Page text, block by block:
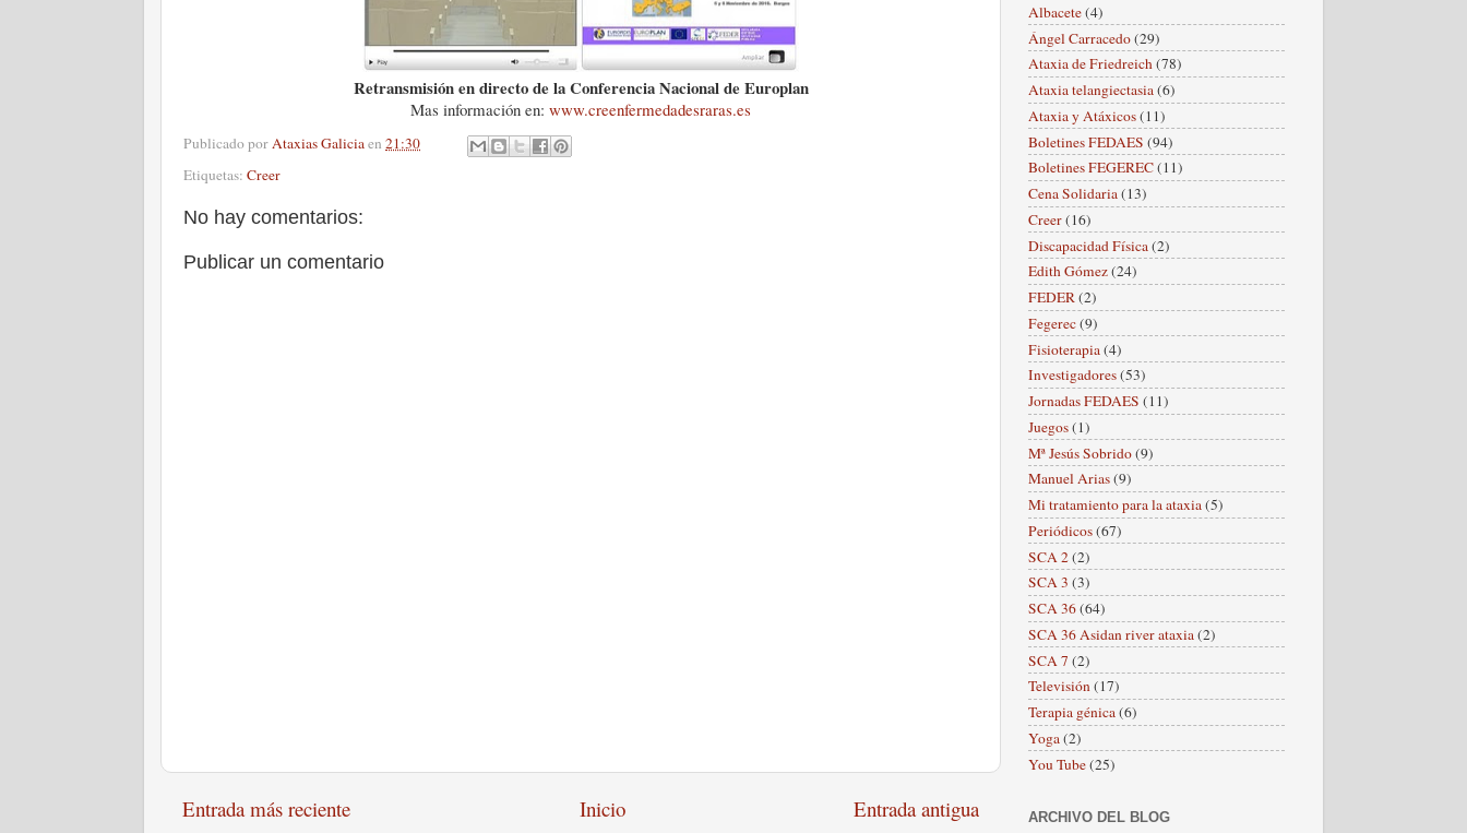
Retransmisión en directo de la Conferencia Nacional de Europlan
Mas información en: www.creenfermedadesraras.es
Publicado porAtaxias Galiciaen 21:30
Etiquetas: Creer
No hay comentarios:
Publicar un comentario
Entrada más reciente Entrada antigua
Inicio
Albacete(4)
Ángel Carracedo(29)
Ataxia de Friedreich(78)
Ataxia telangiectasia(6)
Ataxia y Atáxicos(11)
Boletines FEDAES (94)
Boletines FEGEREC(11)
Cena Solidaria(13)
Creer(16)
Discapacidad Física(2)
Edith Gómez(24)
FEDER(2)
Fegerec(9)
Fisioterapia(4)
Investigadores(53)
Jornadas FEDAES (11)
Juegos(1)
Mª Jesús Sobrido(9)
Manuel Arias(9)
Mi tratamiento para la ataxia(5)
Periódicos(67)
SCA 2(2)
SCA 3 (3)
SCA 36(64)
SCA 36 Asidan river ataxia(2)
SCA 7 (2)
Televisión(17)
Terapia génica(6)
Yoga(2)
You Tube(25)
ARCHIVO DEL BLOG